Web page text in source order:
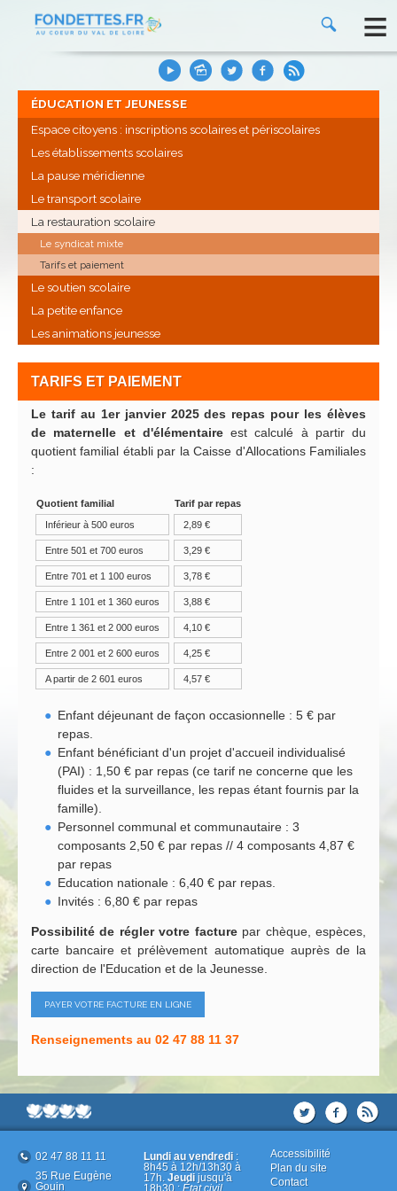
≡
ÉDUCATION ET JEUNESSE
Espace citoyens : inscriptions scolaires et périscolaires
Les établissements scolaires
La pause méridienne
Le transport scolaire
La restauration scolaire
Le syndicat mixte
Tarifs et paiement
Le soutien scolaire
La petite enfance
Les animations jeunesse
TARIFS ET PAIEMENT
Le tarif au 1er janvier 2025 des repas pour les élèves
de maternelle et d'élémentaireest calculé à partir du
quotient familial établi par la Caisse d'Allocations Familiales
:
Quotient familial
Tarif par repas
Inférieur à 500 euros
2,89 €
Entre 501 et 700 euros 3,29 €
Entre 701 et 1 100 euros 3,78 €
Entre 1 101 et 1 360 euros 3,88 €
Entre 1 361 et 2 000 euros 4,10 €
Entre 2 001 et 2 600 euros 4,25 €
A partir de 2 601 euros 4,57 €
Enfant déjeunant de façon occasionnelle : 5 € par
repas.
Enfant bénéficiant d'un projet d'accueil individualisé
(PAI) : 1,50 € par repas (ce tarif ne concerne que les
fluides et la surveillance, les repas étant fournis par la
famille).
Personnel communal et communautaire : 3
composants 2,50 € par repas // 4 composants 4,87 €
par repas
Education nationale : 6,40 € par repas.
Invités : 6,80 € par repas
Possibilité de régler votre facture par chèque, espèces,
carte bancaire et prélèvement automatique auprès de la
direction de l'Education et de la Jeunesse.
PAYER VOTRE FACTURE EN LIGNE
Renseignements au 02 47 88 11 37
02 47 88 11 11
35 Rue Eugène
Gouin
Lundi au vendredi:
8h45 à 12h/13h30 à
17h.Jeudijusqu'à
18h30 :État civil
Accessibilité
Plan du site
Contact